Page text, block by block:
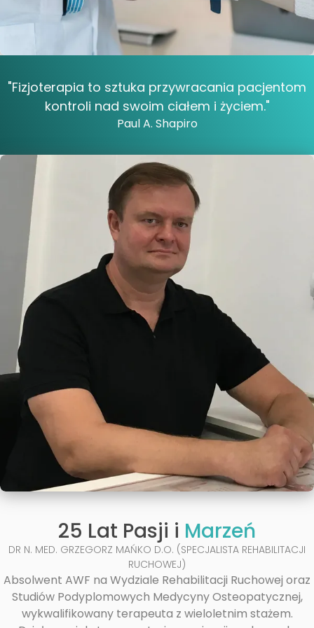
"Fizjoterapia to sztuka przywracania pacjentom
kontroli nad swoim ciałem i życiem."
Paul A. Shapiro
25 Lat Pasji i Marzeń
DR N. MED. GRZEGORZ MAŃKO D.O. (SPECJALISTA REHABILITACJI
RUCHOWEJ)
Absolwent AWF na Wydziale Rehabilitacji Ruchowej oraz
Studiów Podyplomowych Medycyny Osteopatycznej,
wykwalifikowany terapeuta z wieloletnim stażem.